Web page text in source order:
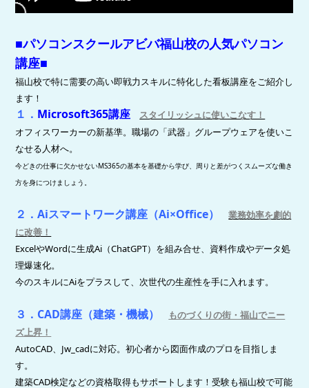
■パソコンスクールアビバ福山校の人気パソコン
講座■
福山校で特に需要の高い即戦力スキルに特化した看板講座をご紹介し
ます！
１． Microsoft365講座
スタイリッシュに使いこなす！
オフィスワーカーの新基準。職場の「武器」グループウェアを使いこ
なせる人材へ。
今どきの仕事に欠かせないMS365の基本を基礎から学び、周りと差がつくスムーズな働き
方を身につけましょう
２．Aiスマートワーク講座（Ai×Office）
業務効率を劇的
に改善！
ExcelやWordに生成Ai（ChatGPT）を組み合せ、資料作成やデータ処
理爆速化。
今のスキルにAiをプラスして、次世代の生産性を手に入れます。
３．CAD講座（建築・機械）
ものづくりの街・福山でニー
ズ上昇！
AutoCAD、Jw_cadに対応。初心者から図面作成のプロを目指しま
す。
建築CAD検定などの資格取得もサポートします！受験も福山校で可能